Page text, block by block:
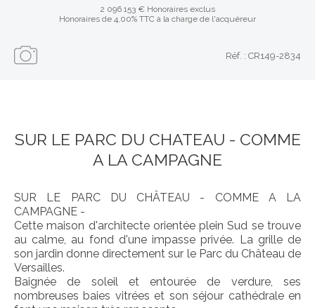
2 096 153 € Honoraires exclus
Honoraires de 4,00% TTC à la charge de l'acquéreur
Réf. : CR149-2834
SUR LE PARC DU CHATEAU - COMME
A LA CAMPAGNE
SUR LE PARC DU CHÂTEAU - COMME A LA
CAMPAGNE -
Cette maison d'architecte orientée plein Sud se trouve
au calme, au fond d'une impasse privée. La grille de
son jardin donne directement sur le Parc du Château de
Versailles.
Baignée de soleil et entourée de verdure, ses
nombreuses baies vitrées et son séjour cathédrale en